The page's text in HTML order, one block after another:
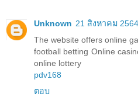
Unknown 21 สิงหาคม
The website offers online
football betting Online
online lottery
pdv168
ตอบ